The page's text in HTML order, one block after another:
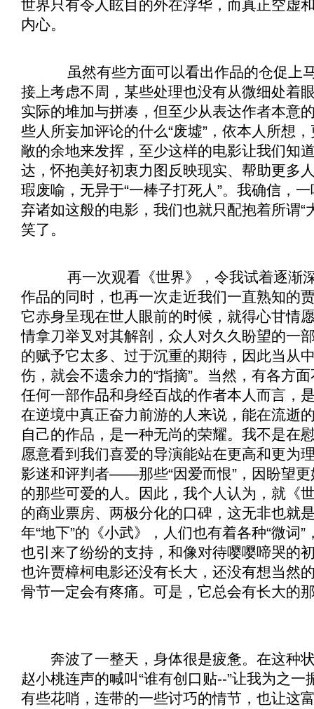
世界只有令人眩目的外在浮华，而真正空虚
内心。
虽然有些方面可以看出作品的仓促上
接上考虑不周，某些处理也没有从微细处着
实际的堆加与拼凑，但至少从表达作者本意
些人所妄加评论的什么“废墟”，依本人所想
敞的余地来发挥，至少这样的电影让我们知
达，怀抱美好初衷力图反映现实、帮助更多
瑕废喻，无异于“一棒子打死人”。我确信，
弃诸如这般的电影，我们也就只配抱着所谓“
笑了。
再一次观看《世界》，令我试着逐渐
作品的同时，也再一次走近我们一直熟知的
它赤身呈现在世人眼前的时候，就得心甘情
情拿刀举叉对其解剖，众人对久久盼望的一
的赋予它太多、过于沉重的期待，因此当从
伤，就会不遗余力的“指摘”。当然，有各方
任何一部作品和身经百战的作者本人而言，
在逆境中真正奋力前游的人来说，能在流逝
自己的作品，是一种无尚的荣耀。我不是在
愿意看到我们喜爱的导演能站在更高和更为
影迷和评判者——那些“因爱而恨”，因盼望
的那些可爱的人。因此，我个人认为，就《
的商业票房、两极分化的口碑，这无非也就
年“地下”的《小武》，人们也有着各种“微词
也引来了纷纷的支持，和像对待嘤嘤啼哭的
也许贾樟柯电影还没有长大，还没有想当然
骨节一定会有疼痛。可是，它总会有长大
奔波了一整天，身体很是疲惫。在这种
赵小桃连声的喊叫“谁有创口贴--”让我为之
有些花哨，连带的一些讨巧的情节，也让这